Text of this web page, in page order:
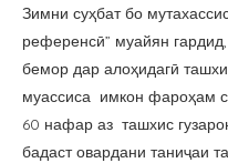
Зимни суҳбат бо
референсӣ” муайян
бемор дар алоҳидагӣ
муассиса имкон фароҳам
60 нафар аз ташхис
бадаст овардани таниҷаи